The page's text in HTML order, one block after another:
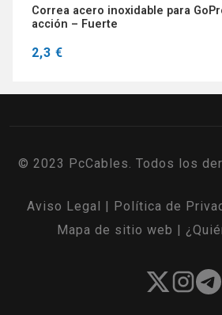
Correa acero inoxidable para
acción – Fuerte
2,3 €
© 2023 PcCables. Todos los
Aviso Legal Política de
Mapa de sitio web